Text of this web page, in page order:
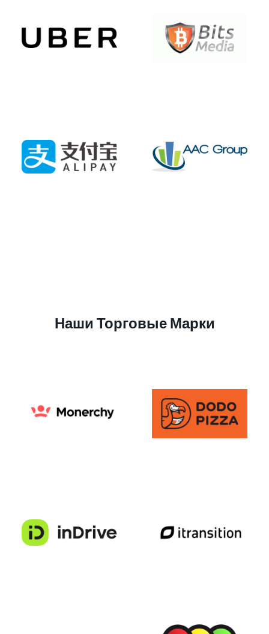
Наши Торговые Марки